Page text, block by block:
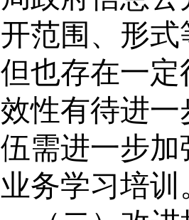
开范围、形
但也存在一
效性有待进
伍需进一步
业务学习培训